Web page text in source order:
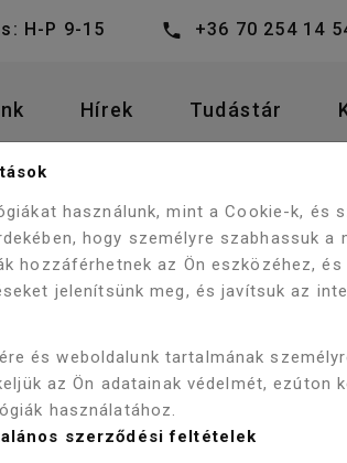
H-P 9-15 +36 70 254 14
Hírek Tudástár
NOURA MONOBLOKK WC
BIDÉ
használunk, mint a Cookie-k, és
hogy személyre szabhassuk a
hozzáférhetnek az Ön eszközéhez,
jelenítsünk meg, és javítsuk az
és weboldalunk tartalmának
az Ön adatainak védelmét, ezúton
használatához.
szerződési feltételek